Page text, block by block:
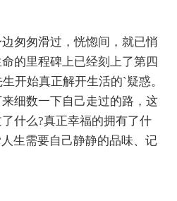
匆匆滑过，恍惚间，就已悄
的里程碑上已经刻上了第四
开始真正解开生活的`疑惑。
细数一下自己走过的路，这
什么?真正幸福的拥有了什
生需要自己静静的品味、记